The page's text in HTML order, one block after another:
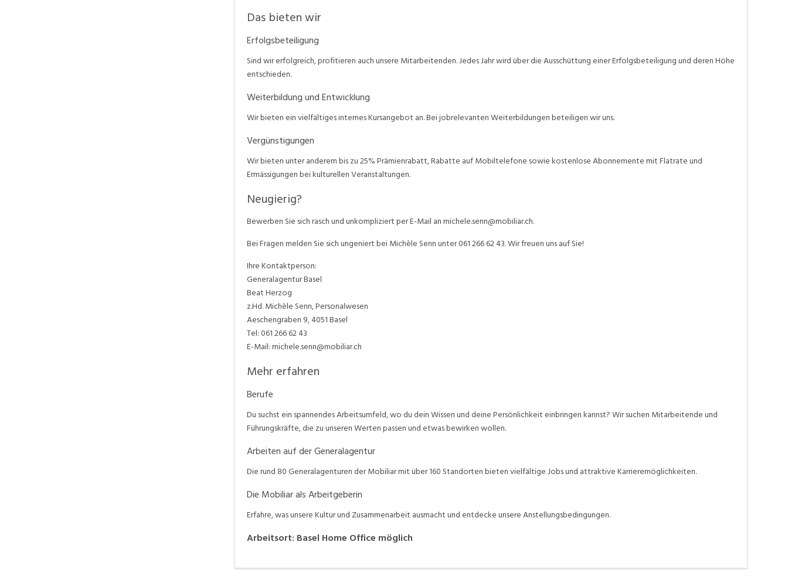
Das bieten wir
Erfolgsbeteiligung
Sind wir erfolgreich, profitieren auch unsere Mitarbeitenden. Jedes Jahr wird über die Ausschüttung einer Erfolgsbeteiligung und deren Höhe
entschieden.
Weiterbildung und Entwicklung
Wir bieten ein vielfältiges internes Kursangebot an. Bei jobrelevanten Weiterbildungen beteiligen wir uns.
Vergünstigungen
Wir bieten unter anderem bis zu 25% Prämienrabatt, Rabatte auf Mobiltelefone sowie kostenlose Abonnemente mit Flatrate und
Ermässigungen bei kulturellen Veranstaltungen.
Neugierig?
Bewerben Sie sich rasch und unkompliziert per E-Mail an michele.senn@mobiliar.ch.
Bei Fragen melden Sie sich ungeniert bei Michèle Senn unter 061 266 62 43. Wir freuen uns auf Sie!
Ihre Kontaktperson:
Generalagentur Basel
Beat Herzog
z.Hd. Michèle Senn, Personalwesen
Aeschengraben 9, 4051 Basel
Tel: 061 266 62 43
E-Mail: michele.senn@mobiliar.ch
Mehr erfahren
Berufe
Du suchst ein spannendes Arbeitsumfeld, wo du dein Wissen und deine Persönlichkeit einbringen kannst? Wir suchen Mitarbeitende und
Führungskräfte, die zu unseren Werten passen und etwas bewirken wollen.
Arbeiten auf der Generalagentur
Die rund 80 Generalagenturen der Mobiliar mit über 160 Standorten bieten vielfältige Jobs und attraktive Karrieremöglichkeiten.
Die Mobiliar als Arbeitgeberin
Erfahre, was unsere Kultur und Zusammenarbeit ausmacht und entdecke unsere Anstellungsbedingungen.
Arbeitsort: Basel Home Office möglich